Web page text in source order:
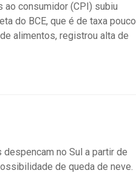
consumidor (CPI) subiu
do BCE, que é de taxa pouco
alimentos, registrou alta de
no Sul a partir de
de queda de neve.